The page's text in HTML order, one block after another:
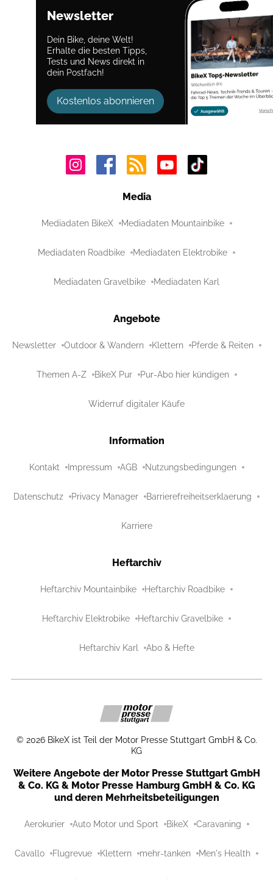
Newsletter
Dein Bike, deine Welt!
Erhalte die besten Tipps,
Tests und News direkt in
dein Postfach!
Kostenlos abonnieren
Media
Mediadaten BikeX Mediadaten Mountainbike
Mediadaten Roadbike Mediadaten Elektrobike
Mediadaten Gravelbike Mediadaten Karl
Angebote
Newsletter Outdoor & Wandern Klettern Pferde & Reiten
Themen A-Z BikeX Pur Pur-Abo hier kündigen
Widerruf digitaler Käufe
Information
Kontakt Impressum AGB Nutzungsbedingungen
Datenschutz Privacy Manager Barrierefreiheitserklaerung
Karriere
Heftarchiv
Heftarchiv Mountainbike Heftarchiv Roadbike
Heftarchiv Elektrobike Heftarchiv Gravelbike
Heftarchiv Karl Abo & Hefte
© 2026 BikeX ist Teil der Motor Presse Stuttgart GmbH & Co.
KG
Weitere Angebote der Motor Presse Stuttgart GmbH
& Co. KG & Motor Presse Hamburg GmbH & Co. KG
und deren Mehrheitsbeteiligungen
Aerokurier Auto Motor und Sport BikeX Caravaning
Cavallo Flugrevue Klettern mehr-tanken Men's Health